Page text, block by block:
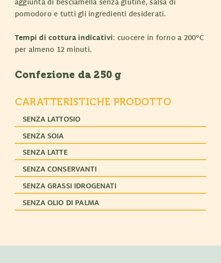
aggiunta di besciamella senza glutine, salsa di
pomodoro e tutti gli ingredienti desiderati.
Tempi di cottura indicativi: cuocere in forno a 200°C
per almeno 12 minuti.
Confezione da 250 g
CARATTERISTICHE PRODOTTO
SENZA LATTOSIO
SENZA SOIA
SENZA LATTE
SENZA CONSERVANTI
SENZA GRASSI IDROGENATI
SENZA OLIO DI PALMA